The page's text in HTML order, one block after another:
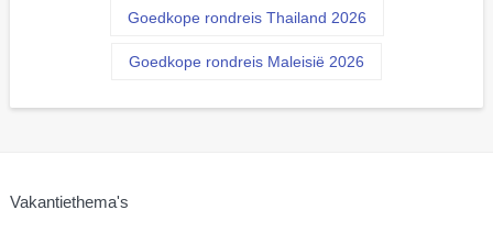
Goedkope rondreis Thailand 2026
Goedkope rondreis Maleisië 2026
Vakantiethema's